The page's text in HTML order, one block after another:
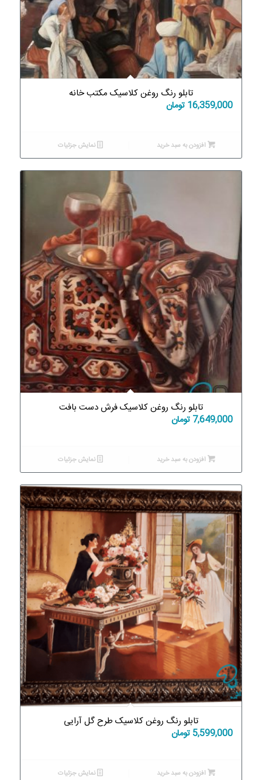
تابلو رنگ روغن کلاسیک مکتب خانه
16,359,000 تومان
افزودن به سبد خرید نمایش جزئیات
تابلو رنگ روغن کلاسیک فرش دست بافت
7,649,000 تومان
افزودن به سبد خرید نمایش جزئیات
تابلو رنگ روغن کلاسیک طرح گل آرایی
5,599,000 تومان
افزودن به سبد خرید نمایش جزئیات